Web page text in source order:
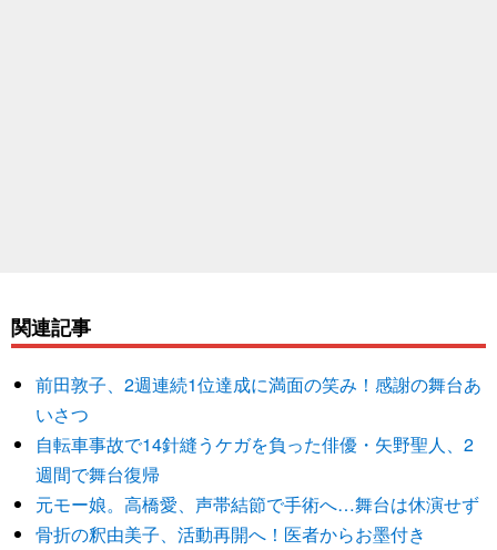
関連記事
前田敦子、2週連続1位達成に満面の笑み！感謝の舞台あ
いさつ
自転車事故で14針縫うケガを負った俳優・矢野聖人、2
週間で舞台復帰
元モー娘。高橋愛、声帯結節で手術へ…舞台は休演せず
骨折の釈由美子、活動再開へ！医者からお墨付き